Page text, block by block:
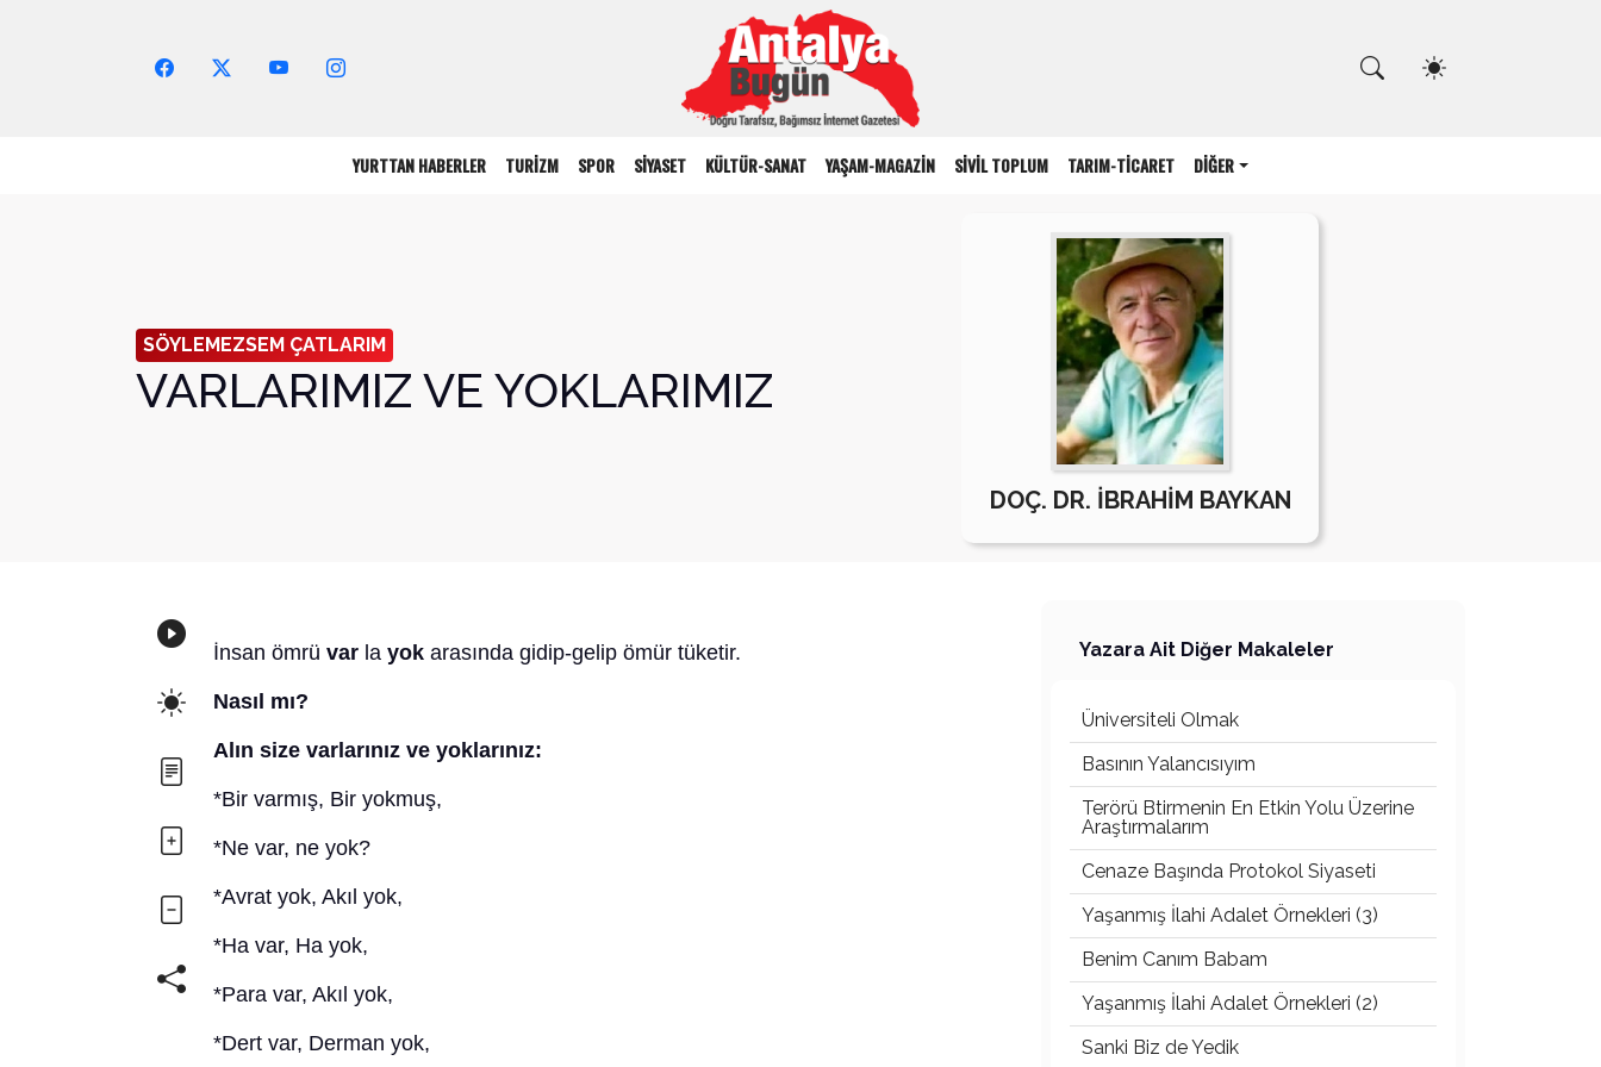
YURTTAN HABERLER TURİZM SPOR SİYASET KÜLTÜR-SANAT YAŞAM-MAGAZİN SİVİL TOPLUM TARIM-TİCARET DİĞER
SÖYLEMEZSEM ÇATLARIM
VARLARIMIZ VE YOKLARIMIZ
DOÇ. DR. İBRAHİM BAYKAN
İnsan ömrü var la yok arasında gidip-gelip ömür tüketir.
Nasıl mı?
Alın size varlarınız ve yoklarınız:
*Bir varmış, Bir yokmuş,
*Ne var, ne yok?
*Avrat yok, Akıl yok,
*Ha var, Ha yok,
*Para var, Akıl yok,
*Dert var, Derman yok,
Yazara Ait Diğer Makaleler
Üniversiteli Olmak
Basının Yalancısıyım
Terörü Btirmenin En Etkin Yolu Üzerine
Araştırmalarım
Cenaze Başında Protokol Siyaseti
Yaşanmış İlahi Adalet Örnekleri (3)
Benim Canım Babam
Yaşanmış İlahi Adalet Örnekleri (2)
Sanki Biz de Yedik
Arama Yap!